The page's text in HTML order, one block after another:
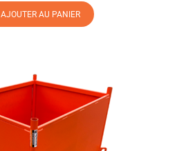
AJOUTER AU PANIER